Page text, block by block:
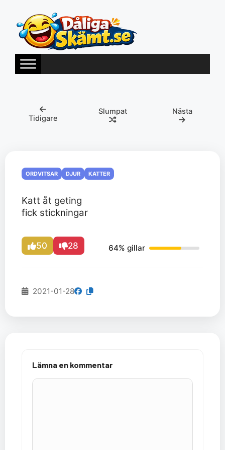
innehåll
Tidigare
Slumpat Nästa
ORDVITSAR DJUR KATTER
Katt åt geting
fick stickningar
50 28 64% gillar
2021-01-28
Lämna en kommentar
Kommentar